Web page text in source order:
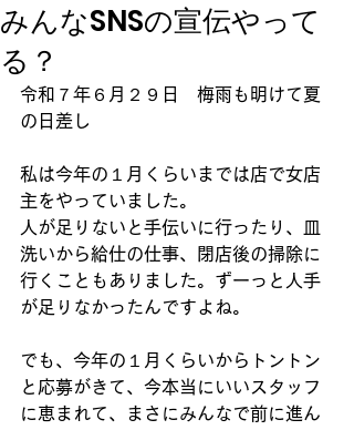
みんなSNSの宣伝やって
る？
令和７年６月２９日　梅雨も明けて夏
の日差し
私は今年の１月くらいまでは店で女店
主をやっていました。
人が足りないと手伝いに行ったり、皿
洗いから給仕の仕事、閉店後の掃除に
行くこともありました。ずーっと人手
が足りなかったんですよね。
でも、今年の１月くらいからトントン
と応募がきて、今本当にいいスタッフ
に恵まれて、まさにみんなで前に進ん